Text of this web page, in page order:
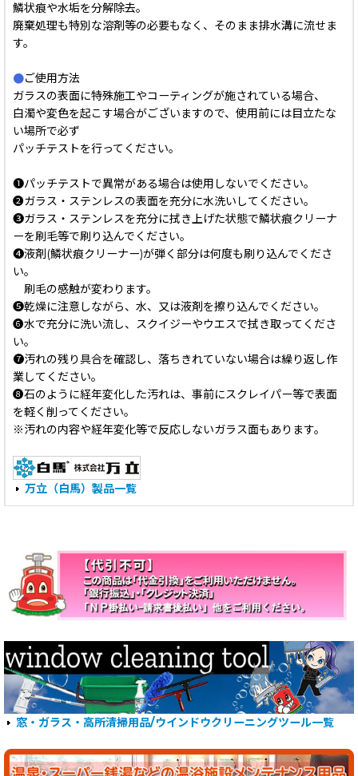
鱗状痕や水垢を分解除去。
廃棄処理も特別な溶剤等の必要もなく、そのまま排水溝に流せま
す。
●ご使用方法
ガラスの表面に特殊施工やコーティングが施されている場合、
白濁や変色を起こす場合がございますので、使用前には目立たな
い場所で必ず
パッチテストを行ってください。
❶パッチテストで異常がある場合は使用しないでください。
❷ガラス・ステンレスの表面を充分に水洗いしてください。
❸ガラス・ステンレスを充分に拭き上げた状態で鱗状痕クリーナ
ーを刷毛等で刷り込んでください。
❹液剤(鱗状痕クリーナー)が弾く部分は何度も刷り込んでくださ
い。
刷毛の感触が変わります。
❺乾燥に注意しながら、水、又は液剤を擦り込んでください。
❻水で充分に洗い流し、スクイジーやウエスで拭き取ってくださ
い。
❼汚れの残り具合を確認し、落ちきれていない場合は繰り返し作
業してください。
❽石のように経年変化した汚れは、事前にスクレイパー等で表面
を軽く削ってください。
※汚れの内容や経年変化等で反応しないガラス面もあります。
万立（白馬）製品一覧
窓・ガラス・高所清掃用品/ウインドウクリーニングツール一覧